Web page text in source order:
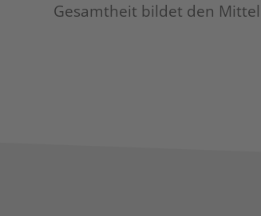
Gesamtheit bildet den